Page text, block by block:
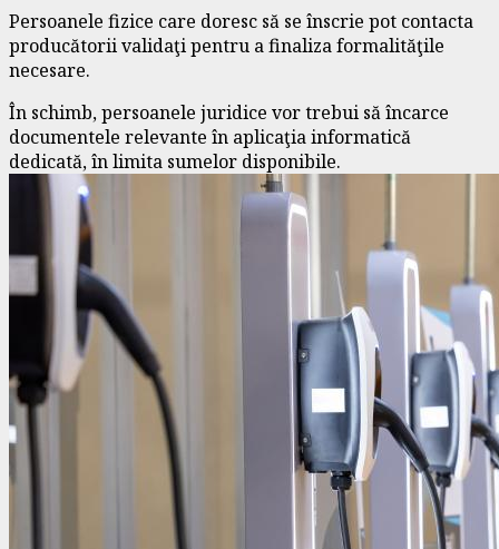
Persoanele fizice care doresc să se înscrie pot contacta
producătorii validaţi pentru a finaliza formalităţile
necesare.
În schimb, persoanele juridice vor trebui să încarce
documentele relevante în aplicaţia informatică
dedicată, în limita sumelor disponibile.